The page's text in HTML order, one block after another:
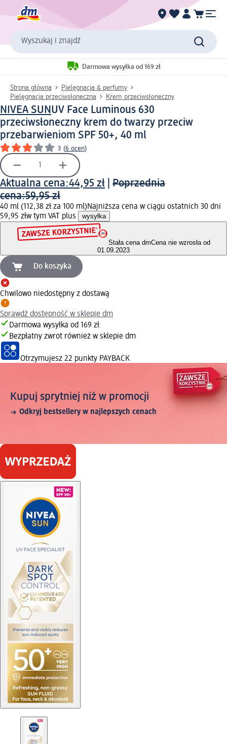
Wyszukaj i znajdź
Darmowa wysyłka od 169 zł
Strona główna
Pielęgnacja & perfumy
Pielęgnacja przeciwsłoneczna
Krem przeciwsłoneczny
NIVEA SUNUV Face Luminous 630
przeciwsłoneczny krem do twarzy przeciw
przebarwieniom SPF 50+, 40 ml
3 (6 ocen)
Aktualna cena:44,95 zł
Poprzednia
cena:59,95 zł
40 ml (112,38 zł za 100 ml)Najniższa cena w ciągu ostatnich 30 dni
59,95 złw tym VAT plus wysyłka
Stała cena dmCena nie wzrosła od
01.09.2023
Do koszyka
Chwilowo niedostępny z dostawą
Sprawdź dostępność w sklepie dm
Darmowa wysyłka od 169 zł
Bezpłatny zwrot również w sklepie dm
Otrzymujesz 22 punkty PAYBACK
Kupuj sprytniej niż w promocji
Odkryj bestsellery w najlepszych cenach